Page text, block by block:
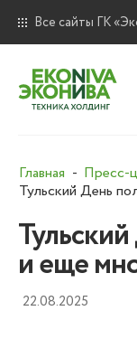
Все сайты ГК
Главная Пресс-
Тульский День
и еще
22.08.2025